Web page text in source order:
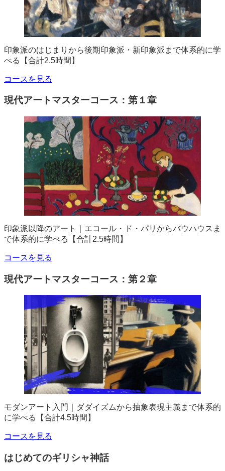
印象派のはじまりから後期印象派・新印象派まで体系的に学
べる【合計2.5時間】
コースを見る
現代アートマスターコース：第１章
印象派以降のアート｜エコール・ド・パリからバウハウスま
で体系的に学べる【合計2.5時間】
コースを見る
現代アートマスターコース：第２章
モダンアート入門｜ダダイズムから抽象表現主義まで体系的
に学べる【合計4.5時間】
コースを見る
はじめてのギリシャ神話